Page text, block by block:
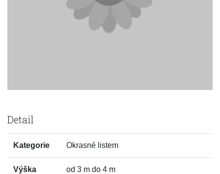
Detail
Kategorie Okrasné listem
Výška
od 3 m do 4 m